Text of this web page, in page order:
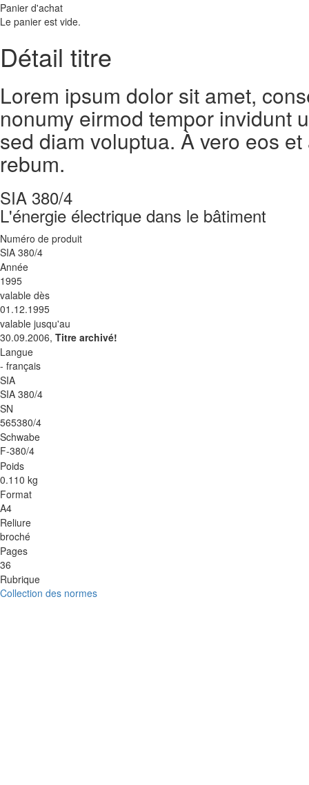
Panier d'achat
Le panier est vide.
Détail titre
Lorem ipsum dolor sit amet,
nonumy eirmod tempor invidunt
sed diam voluptua. À vero eos
rebum.
SIA 380/4
L'énergie électrique dans le bâtiment
Numéro de produit
SIA 380/4
Année
1995
valable dès
01.12.1995
valable jusqu'au
30.09.2006, Titre archivé!
Langue
- français
SIA
SIA 380/4
SN
565380/4
Schwabe
F-380/4
Poids
0.110 kg
Format
A4
Reliure
broché
Pages
36
Rubrique
Collection des normes